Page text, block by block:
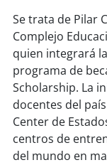
soy
soychillán
soysancarlos
soy
Se trata de Pilar
Complejo
quien integrará
programa de
Scholarship. La
docentes del
Center de
centros de
del mundo en